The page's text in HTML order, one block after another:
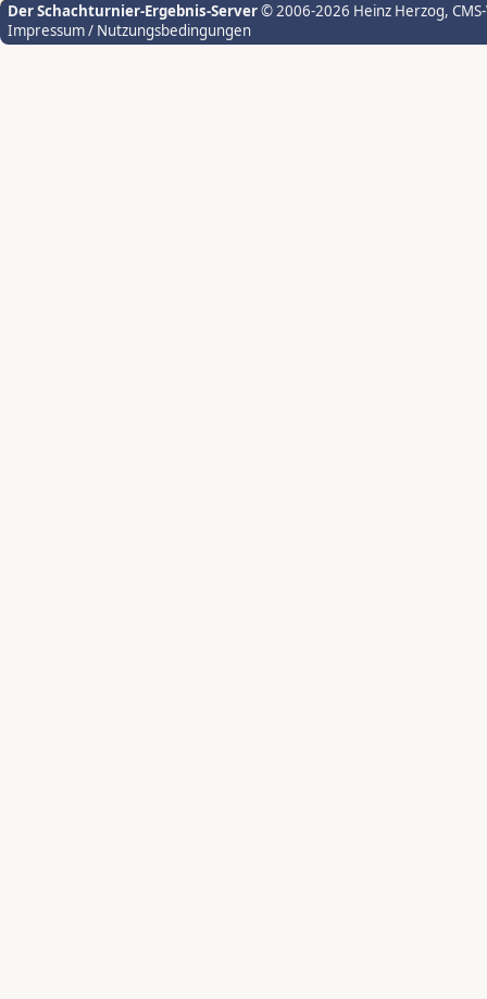
Der Schachturnier-Ergebnis-Server© 2006-2026 Heinz Herzog,
Impressum / Nutzungsbedingungen